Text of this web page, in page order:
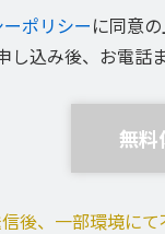
ポリシーに同意
し込み後、お電話
後、一部環境にて